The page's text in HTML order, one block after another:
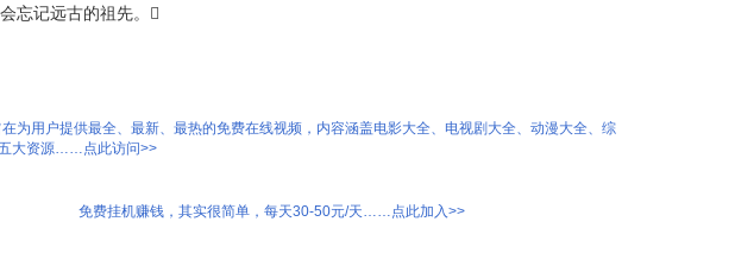
记远古的祖先。
为用户提供最全、最新、最热的免费在线视频，内容涵盖电影大全、电视剧大全、动漫大全、综
大资源……点此访问>>
免费挂机赚钱，其实很简单，每天30-50元/天……点此加入>>